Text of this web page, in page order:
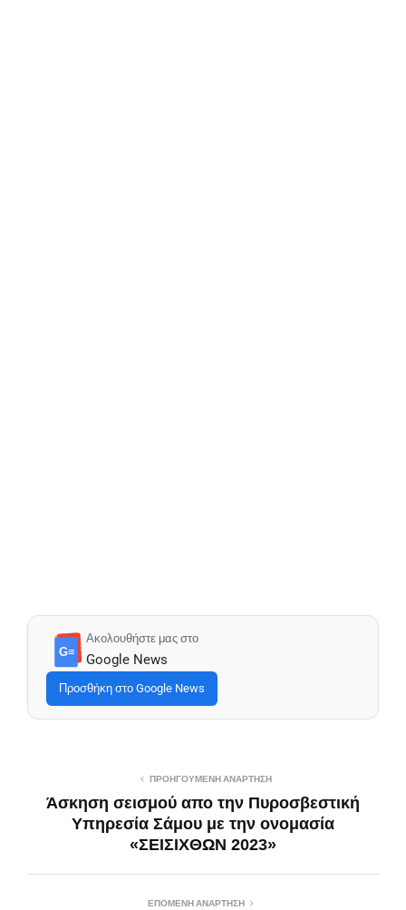
G≡
Ακολουθήστε μας στο
Google News
Προσθήκη στο Google News
ΠΡΟΗΓΟΎΜΕΝΗ ΑΝΆΡΤΗΣΗ
Άσκηση σεισμού απο την Πυροσβεστική
Υπηρεσία Σάμου με την ονομασία
«ΣΕΙΣΙΧΘΩΝ 2023»
ΕΠΌΜΕΝΗ ΑΝΆΡΤΗΣΗ